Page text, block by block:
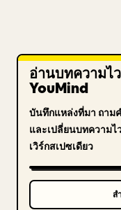
อ่านบทความไ
YouMind
บันทึกแหล่งที่มา ถาม
และเปลี่ยนบทความ
เวิร์กสเปซเดียว
ส